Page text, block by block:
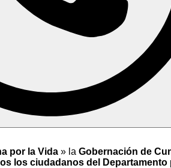
por la Vida » la Gobernación de
los ciudadanos del